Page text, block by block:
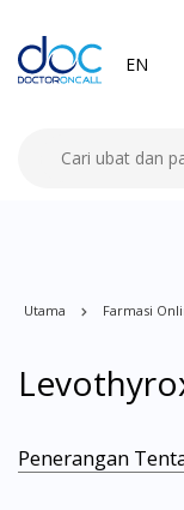
EN
Utama Farmasi
Penerangan